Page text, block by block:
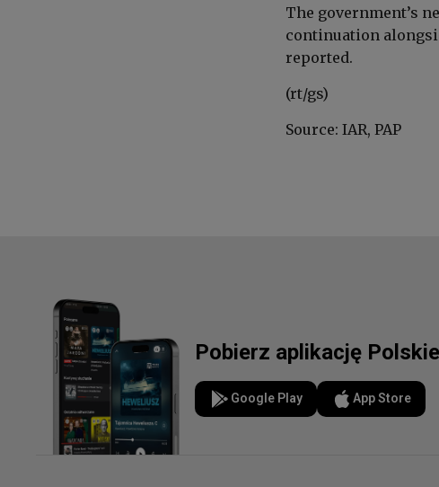
The government’s
continuation
reported.
(rt/gs)
Source: IAR, PAP
Pobierz aplikację
Google Play App Store